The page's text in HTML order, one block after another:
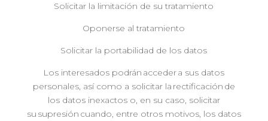
Solicitar la limitación de su tratamiento
Oponerse al tratamiento
Solicitar la portabilidad de los datos
Los interesados podrán acceder a sus datos
personales, así como a solicitar la rectificación de
los datos inexactos o, en su caso, solicitar
su supresión cuando, entre otros motivos, los datos